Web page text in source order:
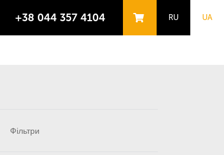
+38 044 357 4104 RU UA
Фільтри